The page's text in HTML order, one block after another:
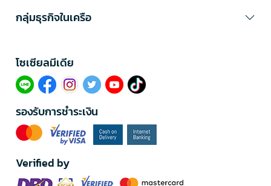
กลุ่มธุรกิจในเครือ
โซเซียลมีเดีย​
รองรับการชำระเงิน
Verified by